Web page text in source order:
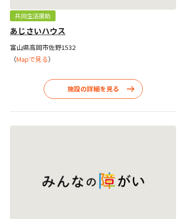
共同生活援助
あじさいハウス
富山県高岡市佐野1532
（Mapで見る）
施設の詳細を見る